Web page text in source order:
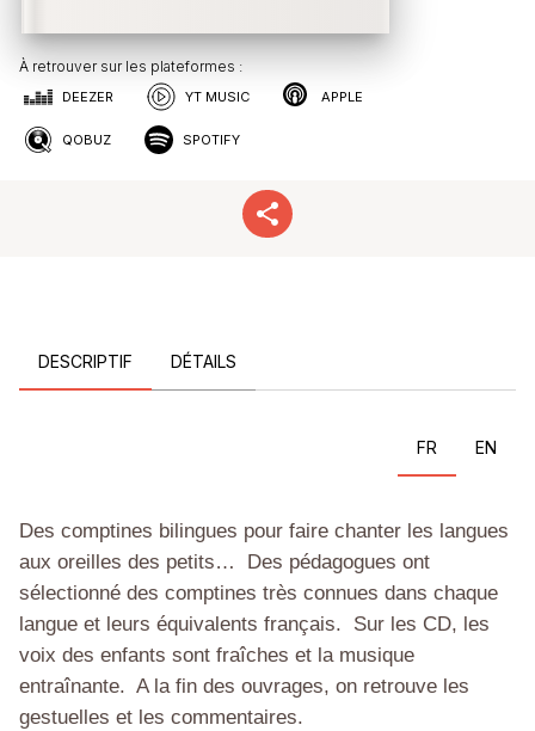
À retrouver sur les plateformes :
DEEZER YT MUSIC APPLE
QOBUZ SPOTIFY
DESCRIPTIF DÉTAILS
FR EN
Des comptines bilingues pour faire chanter les langues
aux oreilles des petits…
Des pédagogues ont
sélectionné des comptines très connues dans chaque
langue et leurs équivalents français. Sur les CD, les
voix des enfants sont fraîches et la musique
entraînante. A la fin des ouvrages, on retrouve les
gestuelles et les commentaires.